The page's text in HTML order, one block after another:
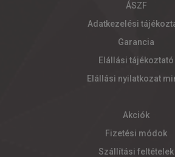
ÁSZF
Adatkezelési
Garancia
Elállási tájékoztató
Elállási nyilatkozat
Akciók
Fizetési módok
Szállítási feltételek